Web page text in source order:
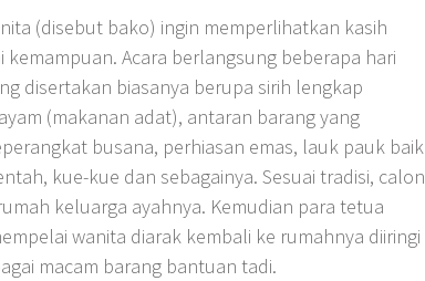
(disebut bako) ingin memperlihatkan kasih
Acara berlangsung beberapa hari
disertakan biasanya berupa sirih lengkap
(makanan adat), antaran barang yang
busana, perhiasan emas, lauk pauk baik
kue-kue dan sebagainya. Sesuai tradisi, calon
keluarga ayahnya. Kemudian para tetua
wanita diarak kembali ke rumahnya diiringi
macam barang bantuan tadi.